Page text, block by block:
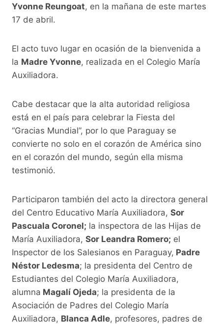
b
o
k
A Li a
Yvonne Reungoat, en la mañana de este martes
17 de abril.
El acto tuvo lugar en ocasión de la bienvenida a
la Madre Yvonne, realizada en el Colegio María
Auxiliadora.
Cabe destacar que la alta autoridad religiosa
está en el país para celebrar la Fiesta del
“Gracias Mundial”, por lo que Paraguay se
convierte no solo en el corazón de América sino
en el corazón del mundo, según ella misma
testimonió.
Participaron también del acto la directora general
del Centro Educativo María Auxiliadora, Sor
Pascuala Coronel; la inspectora de las Hijas de
María Auxiliadora, Sor Leandra Romero; el
Inspector de los Salesianos en Paraguay, Padre
Néstor Ledesma; la presidenta del Centro de
Estudiantes del Colegio María Auxiliadora,
alumna Magalí Ojeda; la presidenta de la
Asociación de Padres del Colegio María
Auxiliadora, Blanca Adle, profesores, padres de